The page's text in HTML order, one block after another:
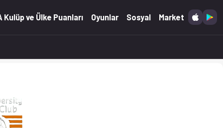
Kulüp ve Ülke Puanları Oyunlar Sosyal Market